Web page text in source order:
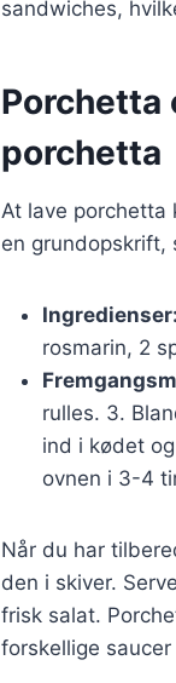
sandwiches,
Porchetta
porchetta
At lave
en grundopskrift,
Ingredienser:
rosmarin, 2
rulles. 3.
ind i kødet
ovnen i 3-4
Når du har
den i skiver.
frisk salat.
forskellige